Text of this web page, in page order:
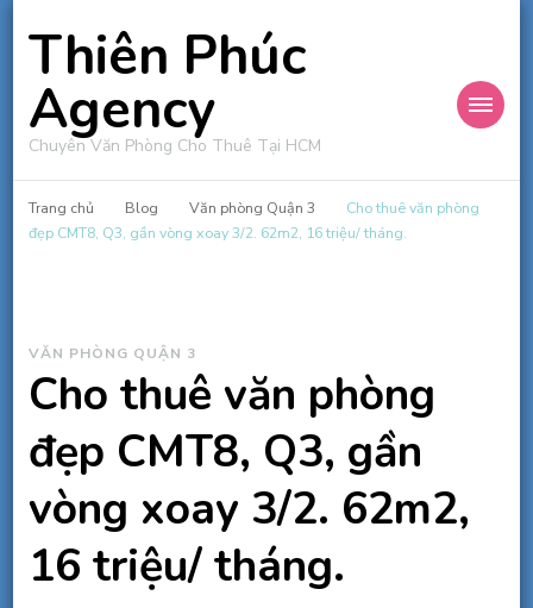
Thiên Phúc
Agency
Chuyên Văn Phòng Cho Thuê Tại HCM
Trang chủ Blog Văn phòng Quận 3
Cho thuê văn phòng
đẹp CMT8, Q3, gần vòng xoay 3/2. 62m2, 16 triệu/ tháng.
VĂN PHÒNG QUẬN 3
Cho thuê văn phòng
đẹp CMT8, Q3, gần
vòng xoay 3/2. 62m2,
16 triệu/ tháng.